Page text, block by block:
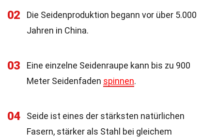
02
Die Seidenproduktion begann vor über 5.000
Jahren in China.
03
Eine einzelne Seidenraupe kann bis zu 900
Meter Seidenfaden spinnen.
04
Seide ist eines der stärksten natürlichen
Fasern, stärker als Stahl bei gleichem